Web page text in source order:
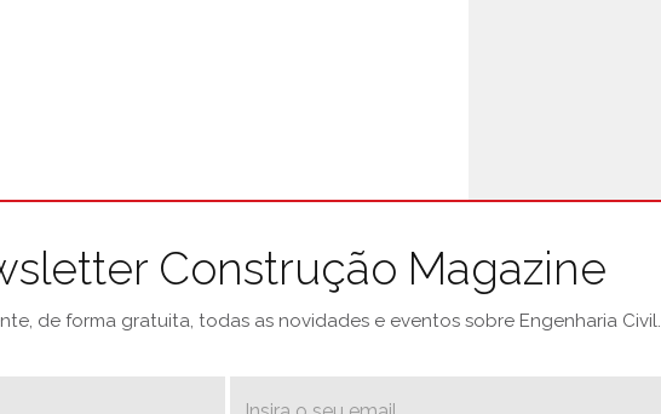
Construção Magazine
de forma gratuita, todas as novidades e eventos sobre Engenharia Civil.